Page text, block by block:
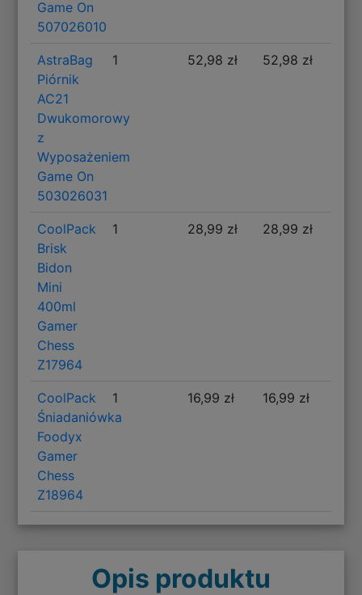
Game On
507026010
AstraBag
Piórnik
AC21
Dwukomorowy
z
Wyposażeniem
Game On
503026031
1 52,98 zł 52,98 zł
CoolPack
Brisk
Bidon
Mini
400ml
Gamer
Chess
Z17964
1 28,99 zł 28,99 zł
CoolPack
Śniadaniówka
Foodyx
Gamer
Chess
Z18964
1 16,99 zł 16,99 zł
Opis produktu